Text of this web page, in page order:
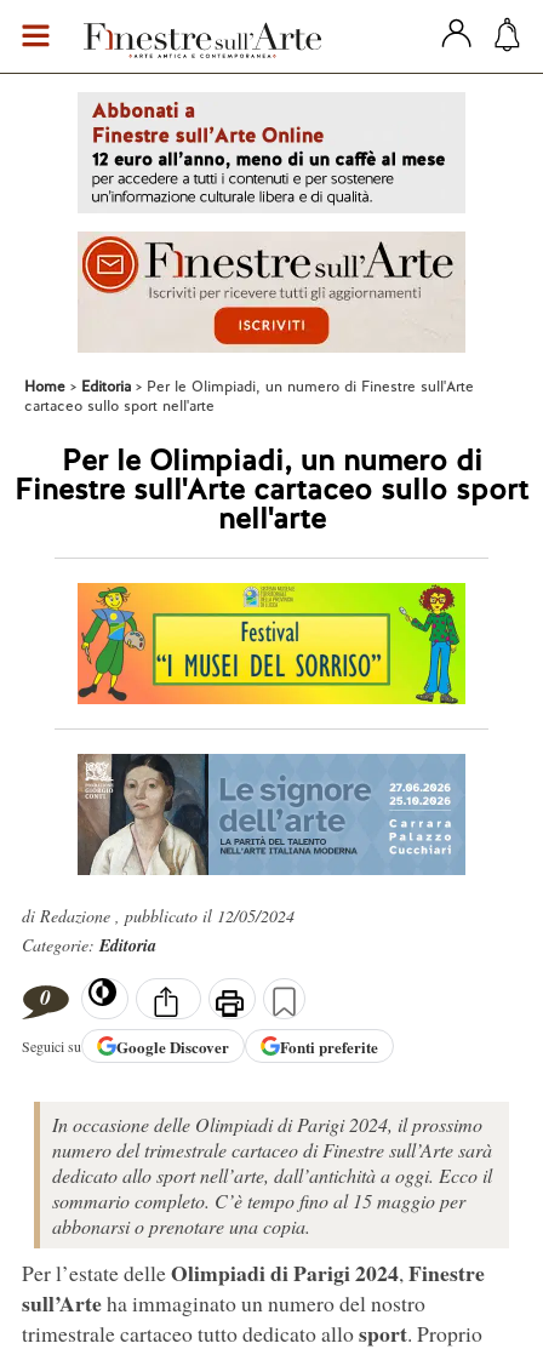
Home Editoria
Per le Olimpiadi, un numero di Finestre sull'Arte
cartaceo sullo sport nell'arte
Per le Olimpiadi, un numero di
Finestre sull'Arte cartaceo sullo sport
nell'arte
di Redazione , pubblicato il 12/05/2024
Categorie:Editoria
0
Seguici su GoogleDiscover Fonti preferite
In occasione delle Olimpiadi di Parigi 2024, il prossimo
numero del trimestrale cartaceo di Finestre sull’Arte sarà
dedicato allo sport nell’arte, dall’antichità a oggi. Ecco il
sommario completo. C’è tempo fino al 15 maggio per
abbonarsi o prenotare una copia.
Per l’estate delleOlimpiadi di Parigi 2024,Finestre
sull’Arteha immaginato un numero del nostro
trimestrale cartaceo tutto dedicato allosport. Proprio